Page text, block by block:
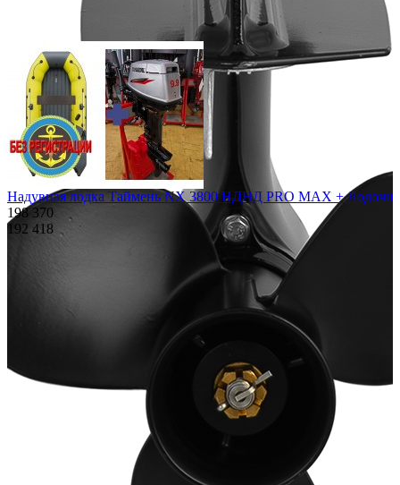
Похожие товары:
Надувная лодка Таймень NX 3800 НДНД PRO MAX +
198 370
192 418
5
Мощность мотора:
Длина лодки (см):
нднд (надувн. низкого давл.)
Надувная лодка Таймень LX 3600 НДНД графит/светло-серый